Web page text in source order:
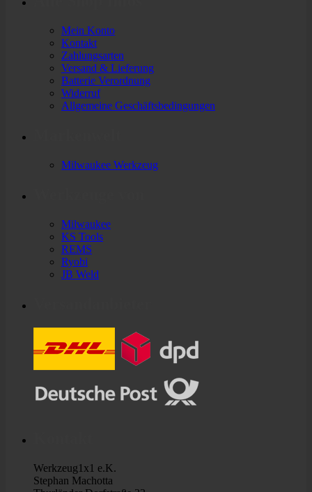
Mein Konto
Kontakt
Zahlungsarten
Versand & Lieferung
Batterie Verordnung
Widerruf
Allgemeine Geschäftsbedingungen
Milwaukee Werkzeug
Milwaukee
KS Tools
REMS
Ryobi
JB Weld
Werkzeug1x1 e.K.
Stephan Machotta